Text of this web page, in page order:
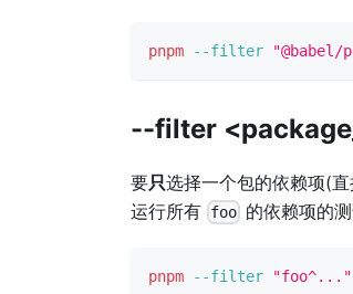
pnpm --filter
--filter
要只选择一个包的依赖项(
运行所有 foo 的依赖项的测
pnpm --filter "foo^..."